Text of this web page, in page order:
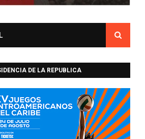
DE LA REPUBLICA